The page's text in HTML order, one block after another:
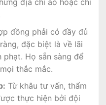
địa chỉ ảo hoặc chỉ
đồng phải có đầy đủ
đặc biệt là về lãi
Họ sẵn sàng để
thắc mắc.
Từ khâu tư vấn, thẩm
thực hiện bởi đội